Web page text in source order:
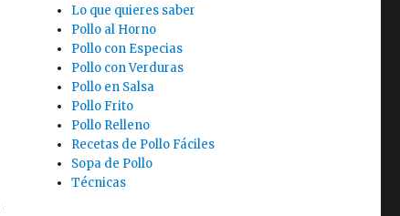
Lo que quieres saber
Pollo al Horno
Pollo con Especias
Pollo con Verduras
Pollo en Salsa
Pollo Frito
Pollo Relleno
Recetas de Pollo Fáciles
Sopa de Pollo
Técnicas